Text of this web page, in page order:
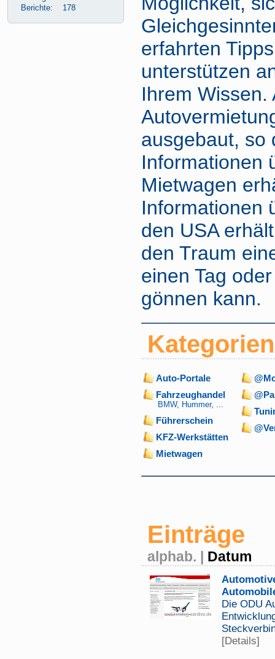
erfahrten
unterstützen
Ihrem
ausgebaut, so
Informationen
Mietwagen
Informationen
den USA
den Traum
einen Tag
gönnen
Kategorien
Auto-Portale
Fahrzeughandel
BMW, Hummer, ...
Führerschein
KFZ-Werkstätten
Mietwagen
Einträge
alphab. | Datum
Die ODU
[Details]
Berichte:
178